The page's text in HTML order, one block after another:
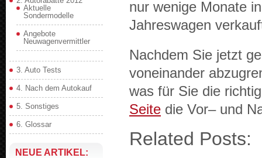
nur wenige Monate
Jahreswa­gen
Nach­dem Sie jetzt
voneinan­der
was für Sie die
Seite die Vor– und
Related Posts:
Aktuelle
Sondermodelle
Angebote
Neuwagenvermittler
3. Auto Tests
4. Nach dem Autokauf
5. Sonstiges
6. Glossar
NEUE ARTIKEL: